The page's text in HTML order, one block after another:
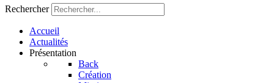
Rechercher
Accueil
Actualités
Présentation
Back
Création